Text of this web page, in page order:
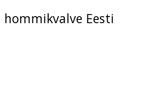
hommikvalve Eesti